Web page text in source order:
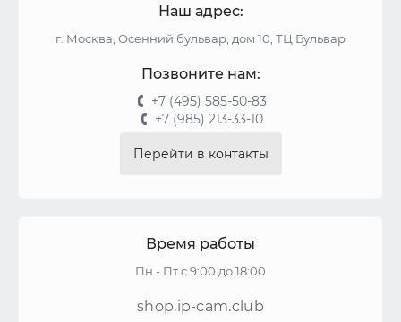
Наш адрес:
г. Москва, Осенний бульвар, дом 10, ТЦ Бульвар
Позвоните нам:
+7 (495) 585-50-83
+7 (985) 213-33-10
Перейти в контакты
Время работы
Пн - Пт с 9:00 до 18:00
shop.ip-cam.club